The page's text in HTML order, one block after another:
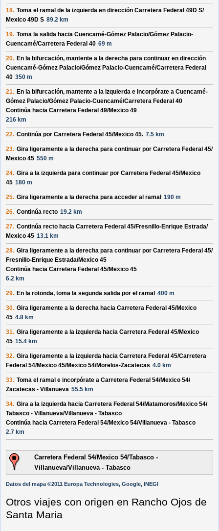
18. Toma el ramal de la izquierda en dirección Carretera Federal 49D S/
Mexico 49D S 89.2 km
19. Toma la salida hacia Cuencamé-Gómez Palacio/Gómez Palacio-
Cuencamé/Carretera Federal 40 69 m
20. En la bifurcación, mantente a la derecha para continuar en dirección
Cuencamé-Gómez Palacio/Gómez Palacio-Cuencamé/Carretera Federal
40 350 m
21. En la bifurcación, mantente a la izquierda e incorpórate a Cuencamé-
Gómez Palacio/Gómez Palacio-Cuencamé/Carretera Federal 40
Continúa hacia Carretera Federal 49/Mexico 49
216 km
22. Continúa por Carretera Federal 45/Mexico 45. 7.5 km
23. Gira ligeramente a la derecha para continuar por Carretera Federal 45/
Mexico 45 550 m
24. Gira a la izquierda para continuar por Carretera Federal 45/Mexico
45 180 m
25. Gira ligeramente a la derecha para acceder al ramal 190 m
26. Continúa recto 19.2 km
27. Continúa recto hacia Carretera Federal 45/Fresnillo-Enrique Estrada/
Mexico 45 13.1 km
28. Gira ligeramente a la derecha para continuar por Carretera Federal 45/
Fresnillo-Enrique Estrada/Mexico 45
Continúa hacia Carretera Federal 45/Mexico 45
6.2 km
29. En la rotonda, toma la segunda salida por el ramal 400 m
30. Gira ligeramente a la derecha hacia Carretera Federal 45/Mexico
45 4.8 km
31. Gira ligeramente a la izquierda hacia Carretera Federal 45/Mexico
45 15.4 km
32. Gira ligeramente a la izquierda hacia Carretera Federal 45/Carretera
Federal 54/Mexico 45/Mexico 54/Morelos-Zacatecas 4.0 km
33. Toma el ramal e incorpórate a Carretera Federal 54/Mexico 54/
Zacatecas - Villanueva 55.5 km
34. Gira a la izquierda hacia Carretera Federal 54/Matamoros/Mexico 54/
Tabasco - Villanueva/Villanueva - Tabasco
Continúa hacia Carretera Federal 54/Mexico 54/Villanueva - Tabasco
2.7 km
Carretera Federal 54/Mexico 54/Tabasco -
Villanueva/Villanueva - Tabasco
Datos del mapa ©2011 Europa Technologies, Google, INEGI
Otros viajes con origen en Rancho Ojos de
Santa Maria